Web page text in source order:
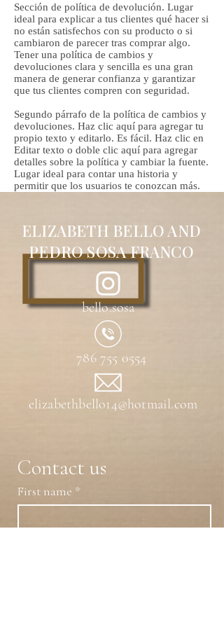
Sección de política de devolución. Lugar
ideal para explicar a tus clientes qué hacer si
no están satisfechos con su producto o si
cambiaron de parecer tras comprar algo.
Tener una política de cambios y
devoluciones clara y sencilla es una gran
manera de generar confianza y garantizar
que tus clientes compren con seguridad.
Segundo párrafo de la política de cambios y
devoluciones. Haz clic aquí para agregar tu
propio texto y editarlo. Es fácil. Haz clic en
Editar texto o doble clic aquí para agregar
detalles sobre la política y cambiar la fuente.
Lugar ideal para contar una historia y
permitir que los usuarios te conozcan más.
ELIZABETH BELLO AND
PEDRO SOSA FRANCO
bello.sosa
786 755 0554
elizabethbello14@hotmail.com
Contact us
First name *